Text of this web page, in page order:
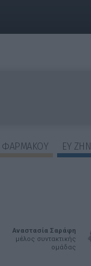
ΦΑΡΜΑΚΟΥ ΕΥ ΖΗΝ
Αναστασία Σαράφη
μέλος συντακτικής
ομάδας